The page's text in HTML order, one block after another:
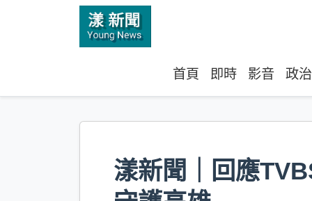
首頁 即時 影音 政治
漾新聞｜回應